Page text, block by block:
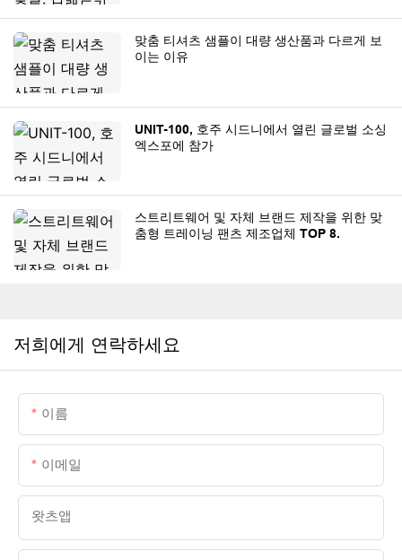
맞춤 티셔츠 샘플이 대량 생산품과 다르게 보
이는 이유
UNIT-100, 호주 시드니에서 열린 글로벌 소싱
엑스포에 참가
스트리트웨어 및 자체 브랜드 제작을 위한 맞
춤형 트레이닝 팬츠 제조업체 TOP 8.
저희에게 연락하세요
이름
이메일
왓츠앱